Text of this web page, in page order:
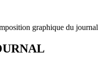
graphique du journal